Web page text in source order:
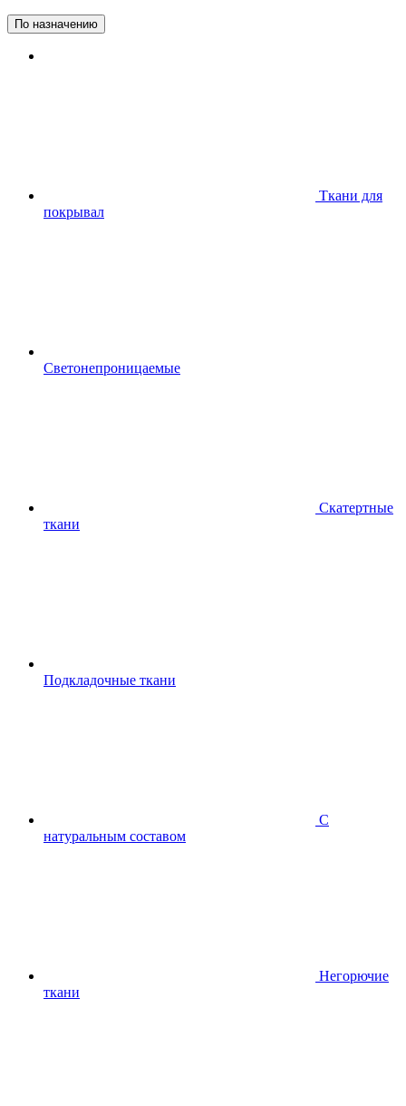
По назначению
Ткани для
покрывал
Светонепроницаемые
Скатертные
ткани
Подкладочные ткани
С
натуральным составом
Негорючие
ткани